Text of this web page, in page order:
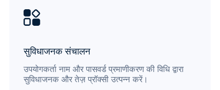
सुविधाजनक संचालन
उपयोगकर्ता नाम और पासवर्ड प्रमाणीकरण की विधि द्वारा
सुविधाजनक और तेज़ प्रॉक्सी उत्पन्न करें।